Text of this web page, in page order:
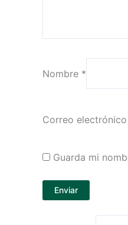
Nombre *
Correo electrónico
Guarda mi